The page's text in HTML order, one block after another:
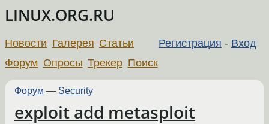
LINUX.ORG.RU
Регистрация - Вход
Новости Галерея Статьи
Форум Опросы Трекер Поиск
Форум — Security
exploit add metasploit